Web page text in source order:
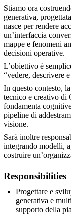
Stiamo ora
generativa,
nasce per rendere
un’interfaccia
mappe e fenomeni
decisioni operative.
L’obiettivo è
“vedere, descrivere
In questo contesto,
tecnico e creativo di
fondamenta
pipeline di
visione.
Sarà inoltre
integrando modelli,
costruire
Responsibilities
Progettare e
generativa e
supporto della